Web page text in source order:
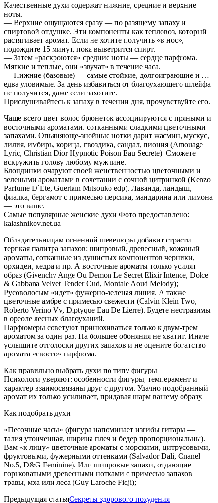
Качественные духи содержат нижние, средние и верхние
ноты.
— Верхние ощущаются сразу — по разящему запаху и
спиртовой отдушке. Эти компоненты как тепловоз, который
растягивает аромат. Если не хотите получить «в нос»,
подождите 15 минут, пока выветрится спирт.
— Затем «раскроются» средние ноты — сердце парфюма.
Мягкие и теплые, они «звучат» в течение часа.
— Нижние (базовые) — самые стойкие, долгоиграющие и …
едва уловимые. За день избавиться от благоухающего шлейфа
не получится, даже если захотите.
Прислушивайтесь к запаху в течении дня, прочувствуйте его.
Чаще всего цвет волос брюнеток ассоциируются с пряными и
восточными ароматами, сотканными сладкими цветочными
запахами. Опьяняюще-знойные нотки дарит жасмин, мускус,
лилия, имбирь, корица, гвоздика, сандал, пиония (Amouage
Lyric, Christian Dior Hypnotic Poison Eau Secrete). Сможете
вскружить голову любому мужчине.
Блондинки очаруют своей женственностью цветочными и
зелеными ароматами в сочетании с сочной цитринкой (Kenzo
Parfume D`Ete, Guerlain Mitsouko edp). Лаванда, ландыш,
фиалка, бергамот с примесью персика, мандарина или лимона
— это ваше.
Самые популярные женские духи Фото предоставлено:
kalashnikov.net.ua
Обладательницам огненной шевелюры добавит страсти
терпкая палитра запахов: шипровый, древесный, кожаный
ароматы, сотканные из душистых компонентов черники,
орхидеи, кедра и пр. А восточные ароматы только усилят
образ (Givenchy Ange Ou Demon Le Secret Elixir Intence, Dolce
& Gabbana Velvet Tender Oud, Montale Aoud Melody);
Русоволосым «идет» фужерно-зеленая линия. А также
цветочные амбре с примесью свежести (Calvin Klein Two,
Roberto Verino Vv, Diptyque Eau De Lierre). Будете неотразимы
в ореоле лесных благоуханий.
Парфюмеры советуют принюхиваться только к двум-трем
ароматом за один раз. На большее обоняния не хватит. Иначе
услышите отголоски других запахов и не оцените богатство
аромата «своего» парфюма.
Как правильно выбрать духи по типу фигуры
Психологи уверяют: особенности фигуры, темперамент и
характер взаимосвязаны друг с другом. Удачно подобранный
аромат их только усиливает, придавая шарм вашему образу.
Как подобрать духи
«Песочные часы» (фигура напоминает изгибы гитары —
талия утонченная, ширина плеч и бедер пропорциональны).
Вам «к лицу» цветочные ароматы с морскими, цитрусовыми,
фруктовыми, фужерными оттенками (Salvador Dali, Cnanel
No.5, D&G Feminine). Или шипровые запахи, отдающие
горьковатыми древесными нотками с примесью запахов
травы, мха или леса (Guy Laroche Fidji);
Предыдущая статьяСекреты здорового похудения